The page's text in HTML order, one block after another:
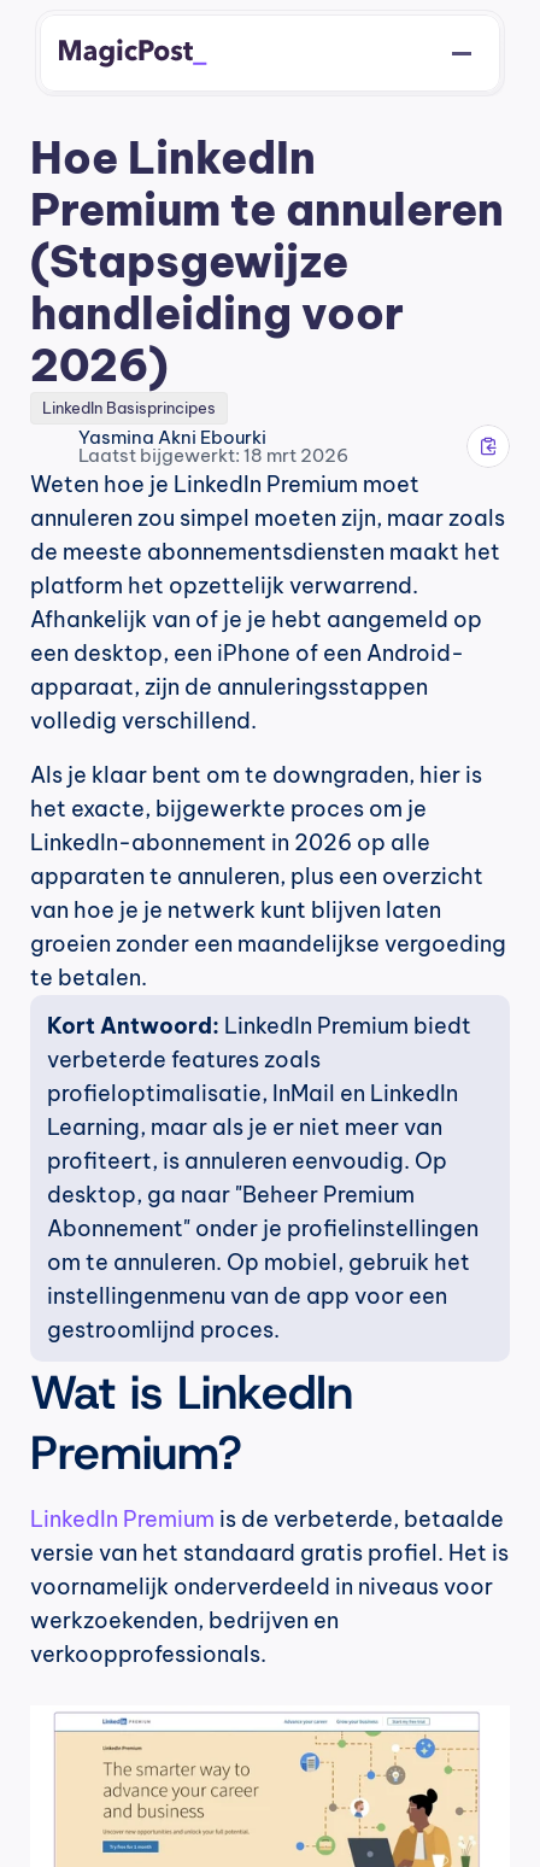
Hoe LinkedIn
Premium te annuleren
(Stapsgewijze
handleiding voor
2026)
LinkedIn Basisprincipes
Yasmina Akni Ebourki
Laatst bijgewerkt: 18 mrt 2026
Weten hoe je LinkedIn Premium moet
annuleren zou simpel moeten zijn, maar zoals
de meeste abonnementsdiensten maakt het
platform het opzettelijk verwarrend.
Afhankelijk van of je je hebt aangemeld op
een desktop, een iPhone of een Android-
apparaat, zijn de annuleringsstappen
volledig verschillend.
Als je klaar bent om te downgraden, hier is
het exacte, bijgewerkte proces om je
LinkedIn-abonnement in 2026 op alle
apparaten te annuleren, plus een overzicht
van hoe je je netwerk kunt blijven laten
groeien zonder een maandelijkse vergoeding
te betalen.
Kort Antwoord: LinkedIn Premium biedt
verbeterde features zoals
profieloptimalisatie, InMail en LinkedIn
Learning, maar als je er niet meer van
profiteert, is annuleren eenvoudig. Op
desktop, ga naar "Beheer Premium
Abonnement" onder je profielinstellingen
om te annuleren. Op mobiel, gebruik het
instellingenmenu van de app voor een
gestroomlijnd proces.
Wat is LinkedIn
Premium?
LinkedIn Premium is de verbeterde, betaalde
versie van het standaard gratis profiel. Het is
voornamelijk onderverdeeld in niveaus voor
werkzoekenden, bedrijven en
verkoopprofessionals.